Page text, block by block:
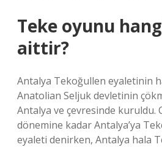
Teke oyunu
aittir?
Antalya Tekoğullen eyaletinin
Anatolian Seljuk devletinin
Antalya ve çevresinde kuruldu.
dönemine kadar Antalya’ya
eyaleti denirken, Antalya hala